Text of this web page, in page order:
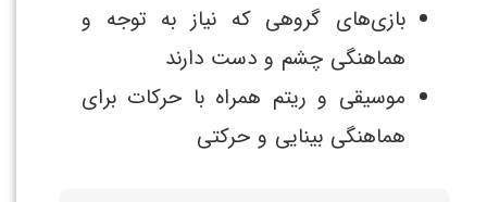
بازی‌های گروهی که نیاز به توجه و
هماهنگی چشم و دست دارند
موسیقی و ریتم همراه با حرکات برای
هماهنگی بینایی و حرکتی